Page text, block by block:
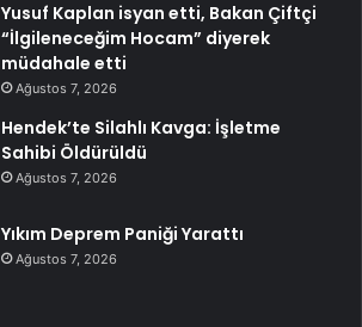
Yusuf Kaplan isyan etti, Bakan Çiftçi
“İlgileneceğim Hocam” diyerek
müdahale etti
Ağustos 7, 2026
Hendek’te Silahlı Kavga: İşletme
Sahibi Öldürüldü
Ağustos 7, 2026
Yıkım Deprem Paniği Yarattı
Ağustos 7, 2026